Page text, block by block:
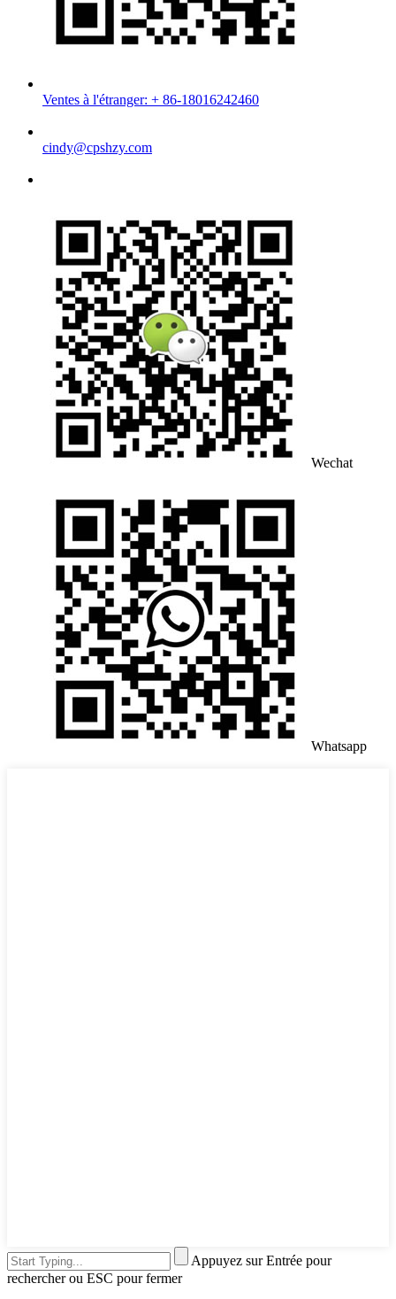
Ventes à l'étranger: + 86-18016242460
cindy@cpshzy.com
Wechat
Whatsapp
Appuyez sur Entrée pour
rechercher ou ESC pour fermer